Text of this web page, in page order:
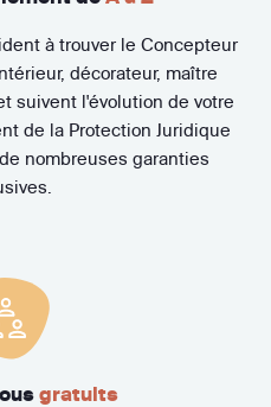
à trouver le Concepteur
décorateur, maître
suivent l'évolution de votre
de la Protection Juridique
nombreuses garanties
gratuits